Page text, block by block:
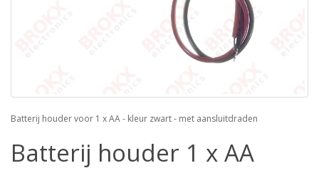
Batterij houder voor 1 x AA - kleur zwart - met aansluitdraden
Batterij houder 1 x AA